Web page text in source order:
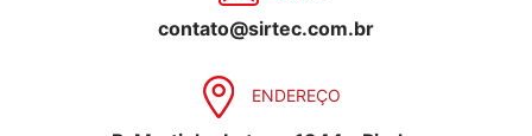
contato@sirtec.com.br
ENDEREÇO